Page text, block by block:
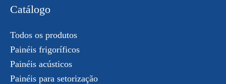
Catálogo
Todos os produtos
Painéis frigoríficos
Painéis acústicos
Painéis para setorização